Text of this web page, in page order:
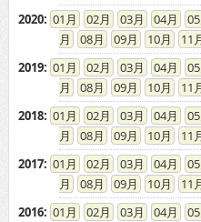
2020: 01 02 03 04 05
08
09 10 11
2019: 01 02 03 04 05
08
09 10 11
2018: 01 02 03 04 05
08
09 10 11
2017: 01 02 03 04 05
08
09 10 11
2016: 01 02 03 04 05